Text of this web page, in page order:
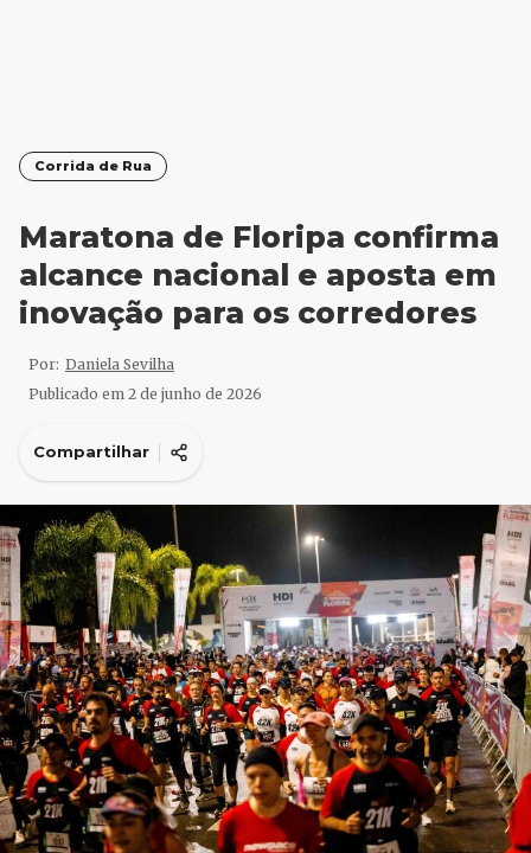
Corrida de Rua
Maratona de Floripa confirma
alcance nacional e aposta em
inovação para os corredores
Por: Daniela Sevilha
Publicado em 2 de junho de 2026
Compartilhar